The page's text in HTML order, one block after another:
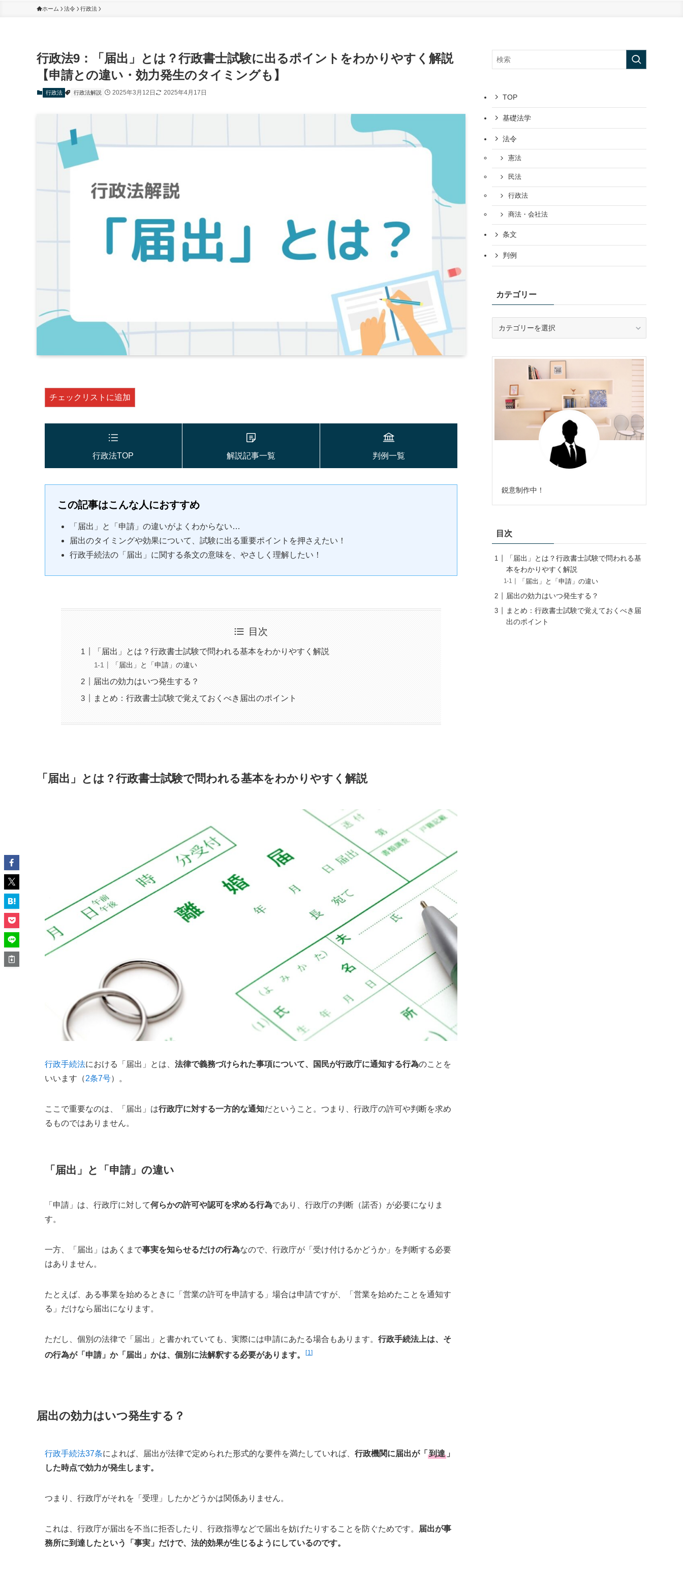
ホーム 法令 行政法
行政法9：「届出」とは？行政書士試験に出るポイントをわかりやすく解説
【申請との違い・効力発生のタイミングも】
行政法 行政法解説 2025年3月12日 2025年4月17日
チェックリストに追加
行政法TOP 解説記事一覧 判例一覧
この記事はこんな人におすすめ
「届出」と「申請」の違いがよくわからない…
届出のタイミングや効果について、試験に出る重要ポイントを押さえたい！
行政手続法の「届出」に関する条文の意味を、やさしく理解したい！
目次
「届出」とは？行政書士試験で問われる基本をわかりやすく解説
「届出」と「申請」の違い
届出の効力はいつ発生する？
まとめ：行政書士試験で覚えておくべき届出のポイント
「届出」とは？行政書士試験で問われる基本をわかりやすく解説
行政手続法における「届出」とは、 法律で義務づけられた事項について、国民が行政庁に通知する行為のことを
いいます（2条7号）。
ここで重要なのは、「届出」は行政庁に対する一方的な通知だということ。つまり、行政庁の許可や判断を求め
るものではありません。
「届出」と「申請」の違い
「申請」は、行政庁に対して何らかの許可や認可を求める行為であり、行政庁の判断（諾否）が必要になりま
す。
一方、「届出」はあくまで事実を知らせるだけの行為なので、行政庁が「受け付けるかどうか」を判断する必要
はありません。
たとえば、ある事業を始めるときに「営業の許可を申請する」場合は申請ですが、「営業を始めたことを通知す
る」だけなら届出になります。
ただし、個別の法律で「届出」と書かれていても、実際には申請にあたる場合もあります。 行政手続法上は、そ
の行為が「申請」か「届出」かは、個別に法解釈する必要があります。
1
届出の効力はいつ発生する？
行政手続法37条によれば、届出が法律で定められた形式的な要件を満たしていれば、 行政機関に届出が「 到達 」
した時点で効力が発生します。
つまり、行政庁がそれを「受理」したかどうかは関係ありません。
これは、行政庁が届出を不当に拒否したり、行政指導などで届出を妨げたりすることを防ぐためです。
届出が事
務所に到達したという「事実」だけで、法的効果が生じるようにしているのです。
TOP
基礎法学
法令
憲法
民法
行政法
商法・会社法
条文
判例
カテゴリー
リ
鋭意制作中！
目次
「届出」とは？行政書士試験で問われる基
本をわかりやすく解説
「届出」と「申請」の違い
届出の効力はいつ発生する？
まとめ：行政書士試験で覚えておくべき届
出のポイント